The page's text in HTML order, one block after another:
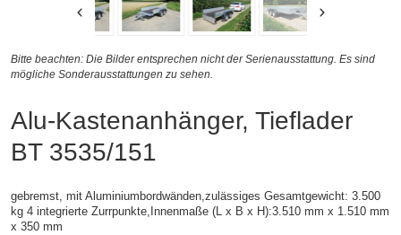
Bitte beachten: Die Bilder entsprechen nicht der Serienausstattung. Es sind
mögliche Sonderausstattungen zu sehen.
Alu-Kastenanhänger, Tieflader
BT 3535/151
gebremst, mit Aluminiumbordwänden, zulässiges Gesamtgewicht: 3.500
kg 4 integrierte Zurrpunkte, Innenmaße ( L x B x H):3.510 mm x 1.510 mm
x 350 mm